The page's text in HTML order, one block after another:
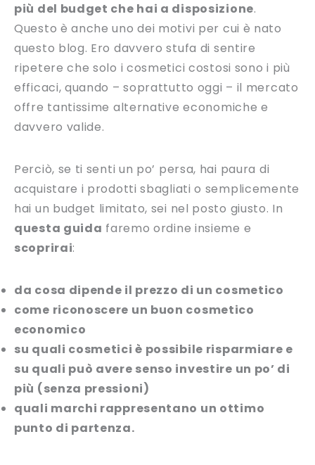
più del budget che hai a disposizione.
Questo è anche uno dei motivi per cui è nato
questo blog. Ero davvero stufa di sentire
ripetere che solo i cosmetici costosi sono i più
efficaci, quando – soprattutto oggi – il mercato
offre tantissime alternative economiche e
davvero valide.
Perciò, se ti senti un po’ persa, hai paura di
acquistare i prodotti sbagliati o semplicemente
hai un budget limitato, sei nel posto giusto. In
questa guida faremo ordine insieme e
scoprirai:
da cosa dipende il prezzo di un cosmetico
come riconoscere un buon cosmetico
economico
su quali cosmetici è possibile risparmiare e
su quali può avere senso investire un po’ di
più (senza pressioni)
quali marchi rappresentano un ottimo
punto di partenza.